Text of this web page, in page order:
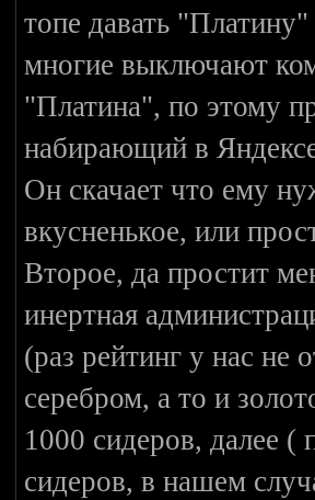
топе давать
многие выключают
"Платина", по этому
набирающий в
Он скачает что ему
вкусненькое, или
Второе, да простит
инертная
(раз рейтинг у нас не
серебром, а то и
1000 сидеров, далее (
сидеров, в нашем